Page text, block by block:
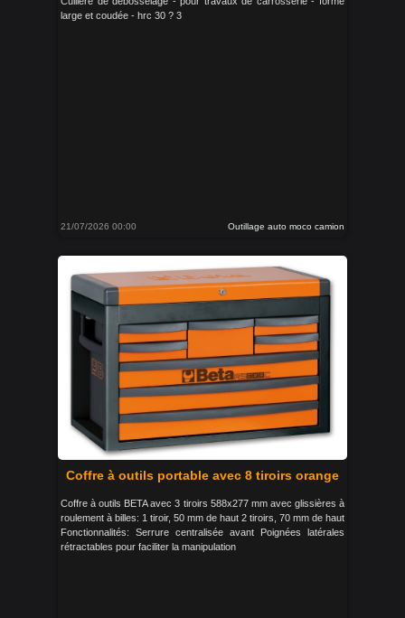
large et coudée - hrc 30 ? 3
21/07/2026 00:00 Outillage auto moco camion
Coffre à outils portable avec 8 tiroirs orange
Coffre à outils BETA avec 3 tiroirs 588x277 mm avec glissières à
roulement à billes: 1 tiroir, 50 mm de haut 2 tiroirs, 70 mm de haut
Fonctionnalités: Serrure centralisée avant Poignées latérales
rétractables pour faciliter la manipulation